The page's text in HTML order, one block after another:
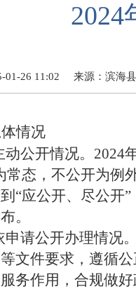
01-26 11:02 来源： 滨海
情况
公开情况。 2024
常态，不公开为例
“应公开、尽公开”
。
申请公开办理情况。
文件要求，遵循
务作用，合规做